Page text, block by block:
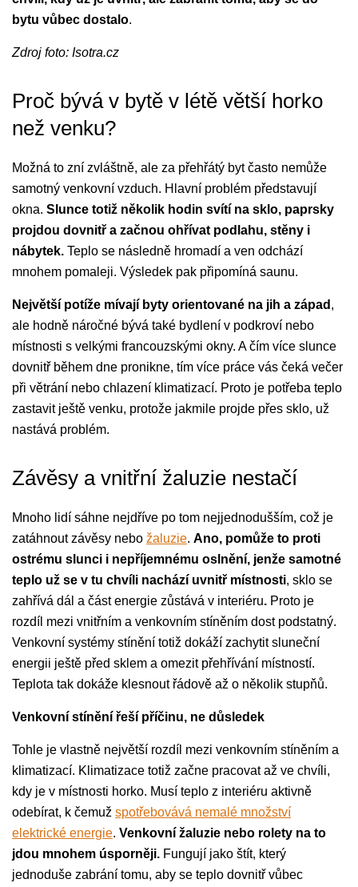
bytu vůbec dostalo.
Zdroj foto: Isotra.cz
Proč bývá v bytě v létě větší horko
než venku?
Možná to zní zvláštně, ale za přehřátý byt často nemůže
samotný venkovní vzduch. Hlavní problém představují
okna. Slunce totiž několik hodin svítí na sklo, paprsky
projdou dovnitř a začnou ohřívat podlahu, stěny i
nábytek. Teplo se následně hromadí a ven odchází
mnohem pomaleji. Výsledek pak připomíná saunu.
Největší potíže mívají byty orientované na jih a západ ,
ale hodně náročné bývá také bydlení v podkroví nebo
místnosti s velkými francouzskými okny. A čím více slunce
dovnitř během dne pronikne, tím více práce vás čeká večer
při větrání nebo chlazení klimatizací. Proto je potřeba teplo
zastavit ještě venku, protože jakmile projde přes sklo, už
nastává problém.
Závěsy a vnitřní žaluzie nestačí
Mnoho lidí sáhne nejdříve po tom nejjednodušším, což je
zatáhnout závěsy nebo žaluzie. Ano, pomůže to proti
ostrému slunci i nepříjemnému oslnění, jenže samotné
teplo už se v tu chvíli nachází uvnitř místnosti, sklo se
zahřívá dál a část energie zůstává v interiéru. Proto je
rozdíl mezi vnitřním a venkovním stíněním dost podstatný.
Venkovní systémy stínění totiž dokáží zachytit sluneční
energii ještě před sklem a omezit přehřívání místností.
Teplota tak dokáže klesnout řádově až o několik stupňů.
Venkovní stínění řeší příčinu, ne důsledek
Tohle je vlastně největší rozdíl mezi venkovním stíněním a
klimatizací. Klimatizace totiž začne pracovat až ve chvíli,
kdy je v místnosti horko. Musí teplo z interiéru aktivně
odebírat, k čemuž spotřebovává nemalé množství
elektrické energie. Venkovní žaluzie nebo rolety na to
jdou mnohem úsporněji. Fungují jako štít, který
jednoduše zabrání tomu, aby se teplo dovnitř vůbec